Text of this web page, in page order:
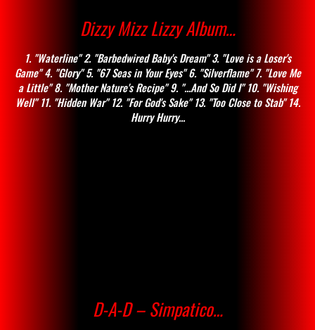
Dizzy Mizz Lizzy Album…
1. "Waterline" 2. "Barbedwired Baby's Dream" 3. "Love is a Loser's
Game" 4. "Glory" 5. "67 Seas in Your Eyes" 6. "Silverflame" 7. "Love Me
a Little" 8. "Mother Nature's Recipe" 9. "...And So Did I" 10. "Wishing
Well" 11. "Hidden War" 12. "For God's Sake" 13. "Too Close to Stab" 14.
Hurry Hurry...
D-A-D – Simpatico…